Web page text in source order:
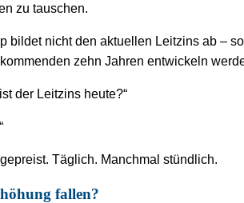
zu tauschen.
bildet nicht den aktuellen Leitzins ab –
zehn Jahren entwickeln
der Leitzins heute?“
Täglich. Manchmal stündlich.
fallen?